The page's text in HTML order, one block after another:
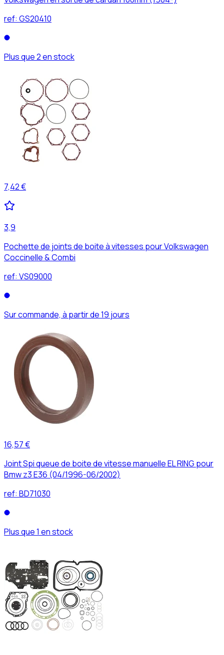
ref: GS20410
Plus que 2 en stock
7,42 €
3,9
Pochette de joints de boite à vitesses pour Volkswagen
Coccinelle & Combi
ref: VS09000
Sur commande, à partir de 19 jours
16,57 €
Joint Spi queue de boite de vitesse manuelle EL RING pour
Bmw z3 E36 (04/1996-06/2002)
ref: BD71030
Plus que 1 en stock